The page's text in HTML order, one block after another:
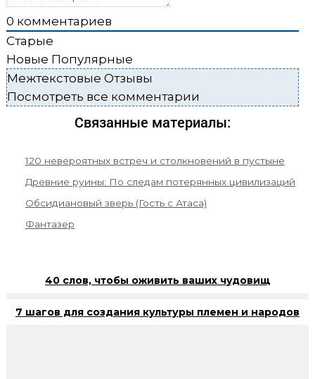
0 комментариев
Старые
Новые Популярные
Межтекстовые Отзывы
Посмотреть все комментарии
Связанные материалы:
120 невероятных встреч и столкновений в пустыне
Древние руины: По следам потерянных цивилизаций
Обсидиановый зверь (Гость с Атаса)
Фантазер
40 слов, чтобы оживить ваших чудовищ
7 шагов для создания культуры племен и народов